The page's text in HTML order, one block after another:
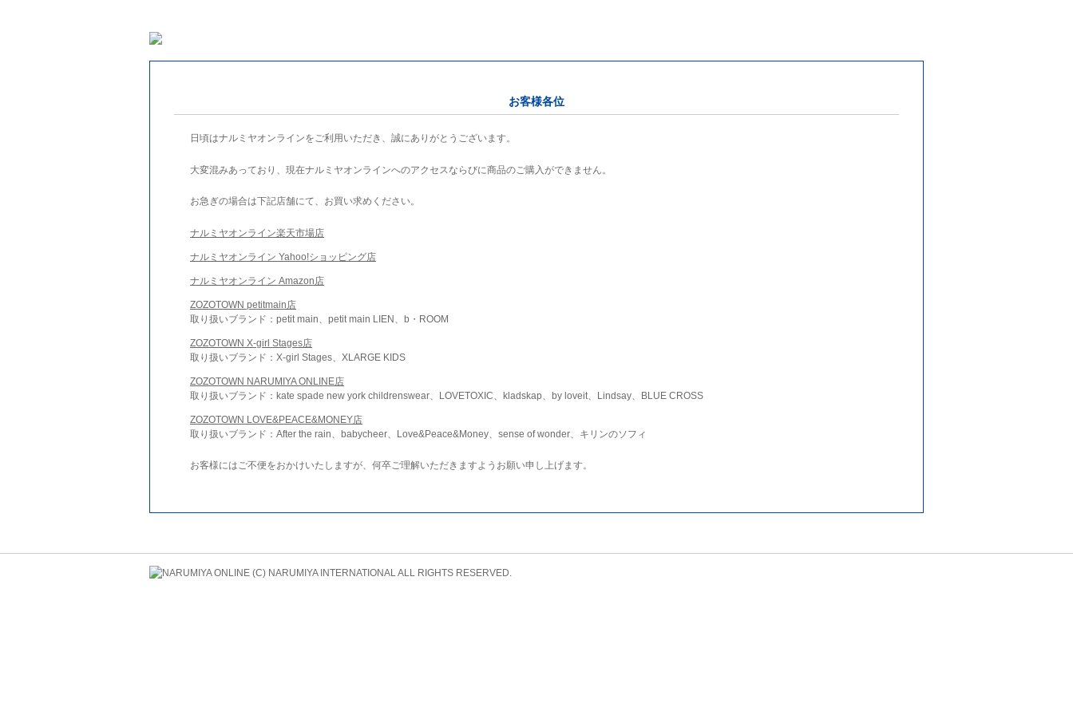
お客様各位
日頃はナルミヤオンラインをご利用いただき、誠にありがとうございます。
大変混みあっており、現在ナルミヤオンラインへのアクセスならびに商品のご購入ができません。
お急ぎの場合は下記店舗にて、お買い求めください。
ナルミヤオンライン楽天市場店
ナルミヤオンライン Yahoo!ショッピング店
ナルミヤオンライン Amazon店
ZOZOTOWN petitmain店
取り扱いブランド：petit main、petit main LIEN、b・ROOM
ZOZOTOWN X-girl Stages店
取り扱いブランド：X-girl Stages、XLARGE KIDS
ZOZOTOWN NARUMIYA ONLINE店
取り扱いブランド：kate spade new york childrenswear、LOVETOXIC、kladskap、by loveit、Lindsay、BLUE CROSS
ZOZOTOWN LOVE&PEACE&MONEY店
取り扱いブランド：After the rain、babycheer、Love&Peace&Money、sense of wonder、キリンのソフィ
お客様にはご不便をおかけいたしますが、何卒ご理解いただきますようお願い申し上げます。